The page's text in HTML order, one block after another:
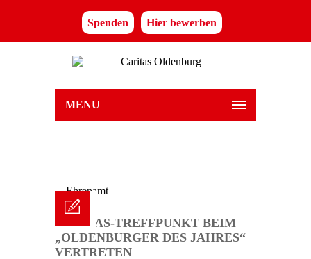
Spenden Hier bewerben
MENU
CARITAS-TREFFPUNKT BEIM
„OLDENBURGER DES JAHRES“
VERTRETEN